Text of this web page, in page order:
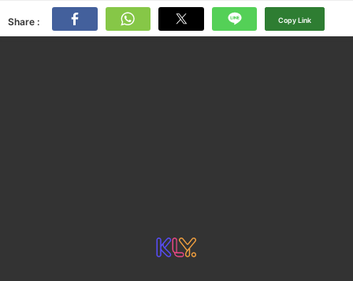
Share : Copy Link